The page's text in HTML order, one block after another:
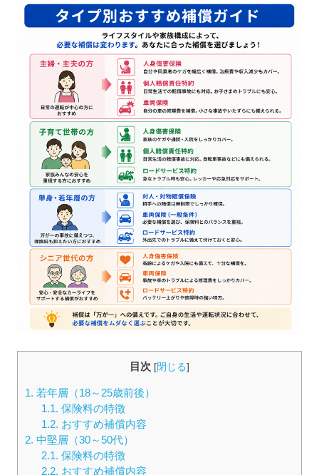
目次 [閉じる]
1. 若年層（18～25歳前後）
1.1. 保険料の特徴
1.2. おすすめ補償内容
2. 中堅層（30～50代）
2.1. 保険料の特徴
2.2. おすすめ補償内容